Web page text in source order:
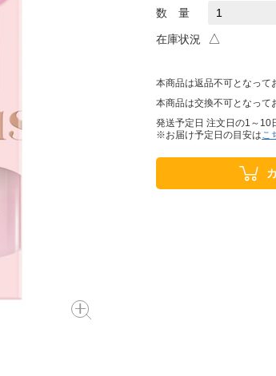
数 量
在庫状況 △
本商品は返品不可となって
本商品は交換不可となって
発送予定日 注文日の1～10
※お届け予定日の目安はこ